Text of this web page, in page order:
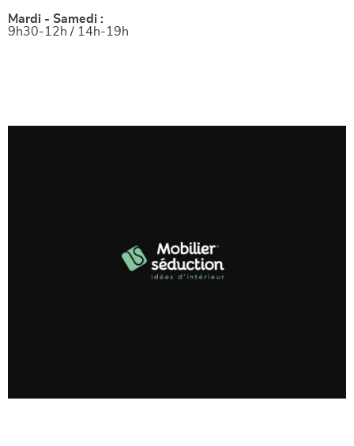
Mardi - Samedi :
9h30-12h / 14h-19h